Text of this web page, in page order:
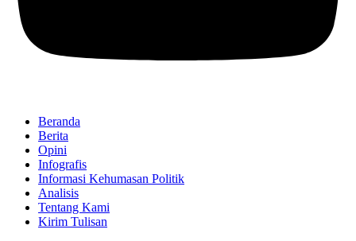
Beranda
Berita
Opini
Infografis
Informasi Kehumasan Politik
Analisis
Tentang Kami
Kirim Tulisan